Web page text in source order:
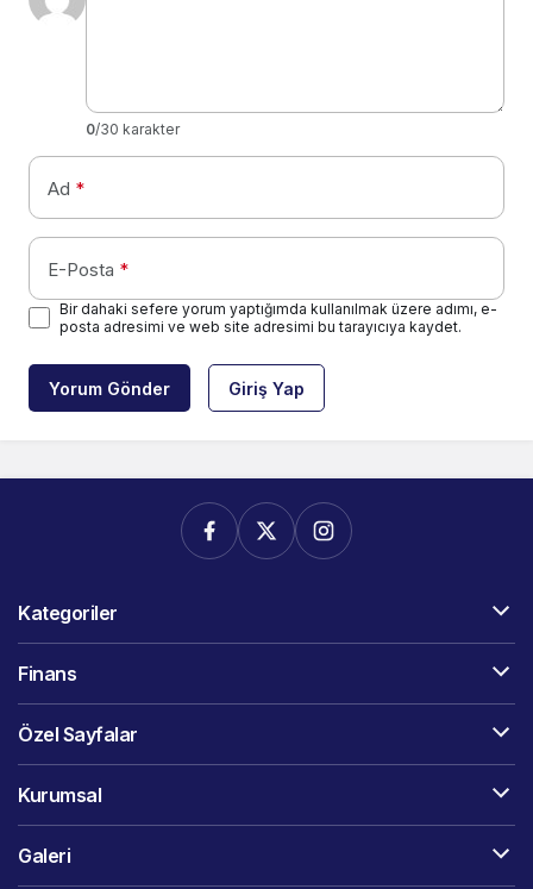
0/30 karakter
Ad *
E-Posta *
Bir dahaki sefere yorum yaptığımda kullanılmak üzere adımı, e-
posta adresimi ve web site adresimi bu tarayıcıya kaydet.
Yorum Gönder Giriş Yap
Kategoriler
Finans
Özel Sayfalar
Kurumsal
Galeri